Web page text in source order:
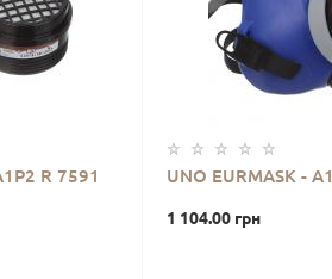
R 7591 UNO EURMASK - A1
1 104.00 грн